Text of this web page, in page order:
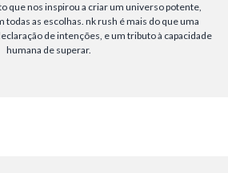
que nos inspirou a criar um universo potente,
todas as escolhas. nk rush é mais do que uma
de intenções, e um tributo à capacidade
humana de superar.